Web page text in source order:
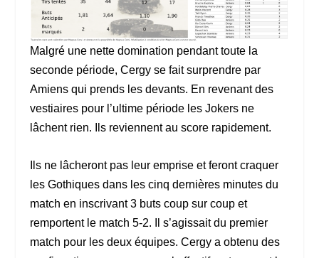
Malgré une nette domination pendant toute la
seconde période, Cergy se fait surprendre par
Amiens qui prends les devants. En revenant des
vestiaires pour l’ultime période les Jokers ne
lâchent rien. Ils reviennent au score rapidement.
Ils ne lâcheront pas leur emprise et feront craquer
les Gothiques dans les cinq dernières minutes du
match en inscrivant 3 buts coup sur coup et
remportent le match 5-2. Il s’agissait du premier
match pour les deux équipes. Cergy a obtenu des